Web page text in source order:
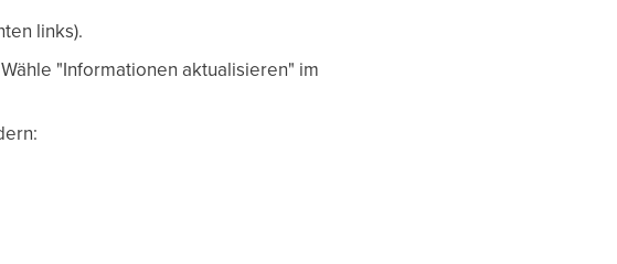
links).
"Informationen aktualisieren" im